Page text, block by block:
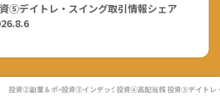
⑤デイトレ・スイング取引情報シェア
投資②副業＆ポイ活投資③インデックス投資投資④高配当株投資⑤デイトレ